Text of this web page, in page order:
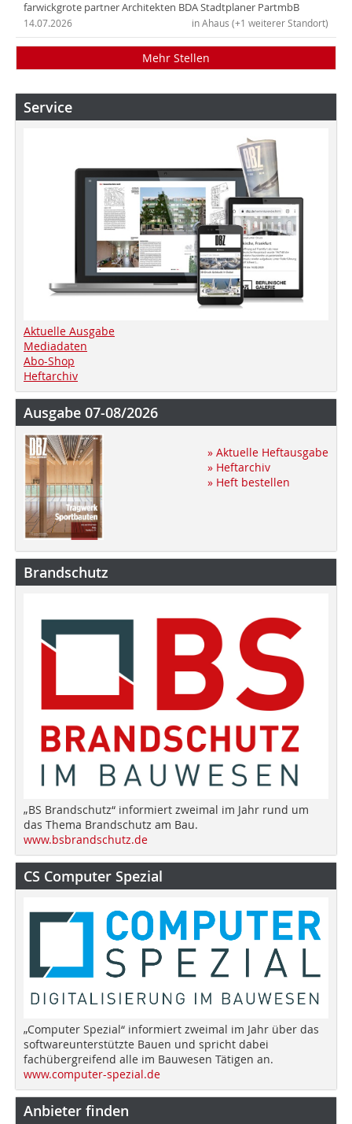
farwickgrote partner Architekten BDA Stadtplaner PartmbB
in Ahaus (+1 weiterer Standort)
14.07.2026
Mehr Stellen
Service
Aktuelle Ausgabe
Mediadaten
Abo-Shop
Heftarchiv
Ausgabe 07-08/2026
» Aktuelle Heftausgabe
» Heftarchiv
» Heft bestellen
Brandschutz
„BS Brandschutz“ informiert zweimal im Jahr rund um
das Thema Brandschutz am Bau.
www.bsbrandschutz.de
CS Computer Spezial
„Computer Spezial“ informiert zweimal im Jahr über das
softwareunterstützte Bauen und spricht dabei
fachübergreifend alle im Bauwesen Tätigen an.
www.computer-spezial.de
Anbieter finden